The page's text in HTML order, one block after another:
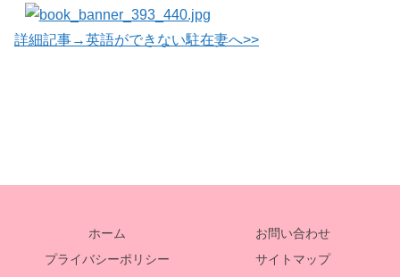
詳細記事→英語ができない駐在妻へ>>
ホーム
お問い合わせ
プライバシーポリシー
サイトマップ